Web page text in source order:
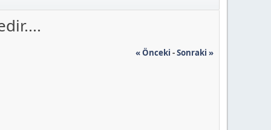
« Önceki -Sonraki »